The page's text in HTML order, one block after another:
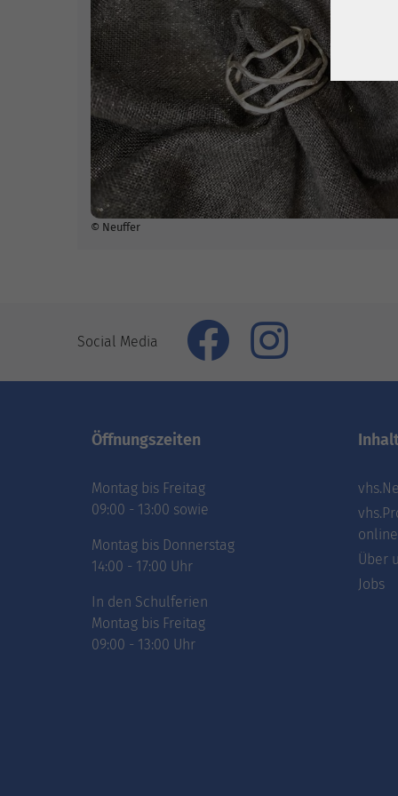
© Neuffer
Social Media
Öffnungszeiten
Montag bis Freitag
09:00 - 13:00 sowie
Montag bis Donnerstag
14:00 - 17:00 Uhr
In den Schulferien
Montag bis Freitag
09:00 - 13:00 Uhr
online
Über
Jobs